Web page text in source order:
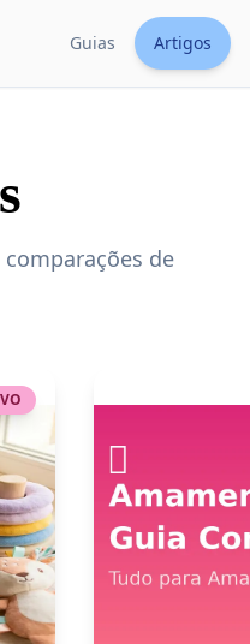
Guias Artigos
de